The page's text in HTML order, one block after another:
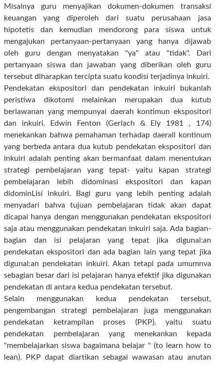
Misalnya guru menyajikan dokumen-dokumen transaksi
keuangan yang diperoleh dari suatu perusahaan jasa
hipotetis dan kemudian mendorong para siswa untuk
mengajukan pertanyaan-pertanyaan yang hanya dijawab
oleh guru dengan menyatakan "ya" atau "tidak". Dari
pertanyaan siswa dan jawaban yang diberikan oleh guru
tersebut diharapkan tercipta suatu kondisi terjadinya inkuiri.
Pendekatan ekspositori dan pendekatan inkuiri bukanlah
peristiwa dikotomi melainkan merupakan dua kutub
berlawanan yang mempunyai daerah kontimun ekspositori
dan inkuiri. Edwin Fenton (Gerlach & Ely 1981 , 174)
menekankan bahwa pemahaman terhadap daerall kontinum
yang berbeda antara dua kutub pendekatan ekspositori dan
inkuiri adalah penting akan bermanfaat dalam menentukan
strategi pembelajaran yang tepat- yaitu kapan strategi
pembelajaran lebih didominasi ekspositori dan kapan
didominLisi inkuiri. Bagi guru yang lebih penting adalah
menyadari bahva tujuan pembelajaran tidak akan dapat
dicapai hanya dengan menggunakan pendekatan ekspositori
saja atau menggunakan pendekatan inkuiri saja. Ada bagian-
bagian dan isi pelajaran yang tepat jika digunal:an
pendekatan ekspositori dan ada bagian lain yang tepat jika
digunal:an pendekatan inkuiri. Akan tetapi pada umumnva
sebagian besar dari isi pelajaran hanya efektif jika digunakan
pendekatan di antara kedua pendekatan tersebut.
Selain menggunakan kedua pendekatan tersebut,
pengembangan strategi pembelajaran juga menggunakan
pendekatan ketrampilan proses (PKP), yaitu suatu
pendekatan pembelajaran yang menekankan kepada
"membelajarkan siswa bagaimana belajar " (to learn how to
lean). PKP dapat diartikan sebagai wawasan atau anutan